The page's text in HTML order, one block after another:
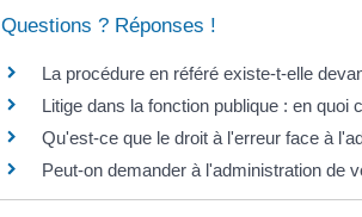
Questions ? Réponses !
La procédure en référé existe-t-elle
Litige dans la fonction publique : en quoi
Qu'est-ce que le droit à l'erreur face à
Peut-on demander à l'administration de